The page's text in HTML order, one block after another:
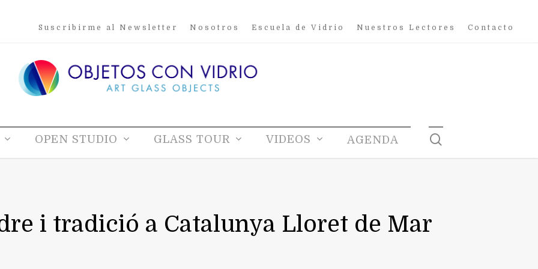
Suscribirme al Newsletter Nosotros Escuela de Vidrio Nuestros Lectores Contacto
OPEN STUDIO GLASS TOUR VIDEOS AGENDA
i tradició a Catalunya Lloret de Mar